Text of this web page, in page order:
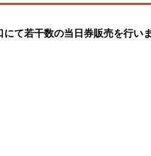
て若干数の当日券販売を行いま